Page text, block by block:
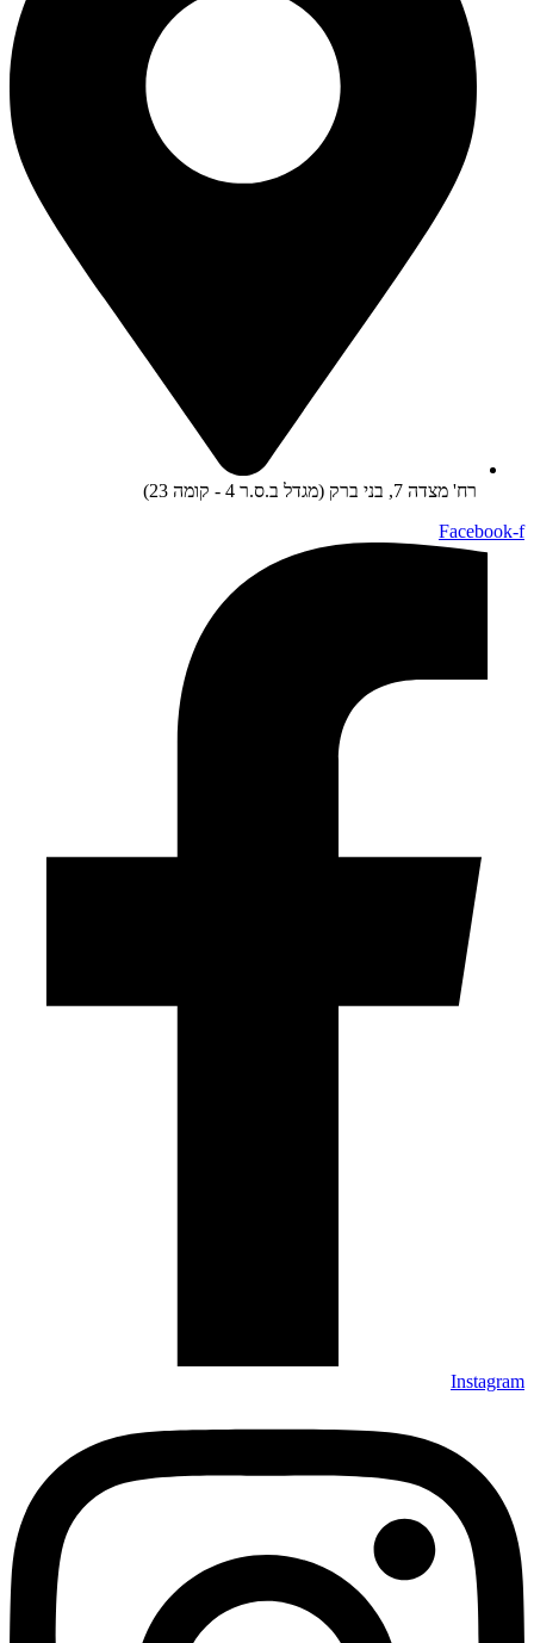
רח' מצדה 7, בני ברק (מגדל ב.ס.ר 4 - קומה 23)
Facebook-f
Instagram